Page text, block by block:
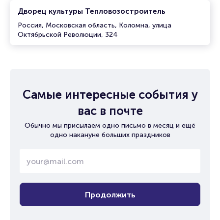
Дворец культуры Тепловозостроитель
Россия, Московская область, Коломна, улица
Октябрьской Революции, 324
Самые интересные события у
вас в почте
Обычно мы присылаем одно письмо в месяц и ещё
одно накануне больших праздников
Продолжить